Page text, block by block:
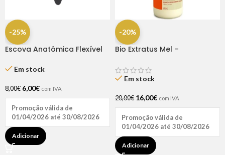
-25%
Escova Anatômica Flexível
Em stock
8,00€ 6,00€ com IVA
Promoção válida de
01/04/2026 até 30/08/2026
Adicionar
-20%
Bio Extratus Mel –
Em stock
20,00€ 16,00€ com IVA
Promoção válida de
01/04/2026 até 30/08/2026
Adicionar